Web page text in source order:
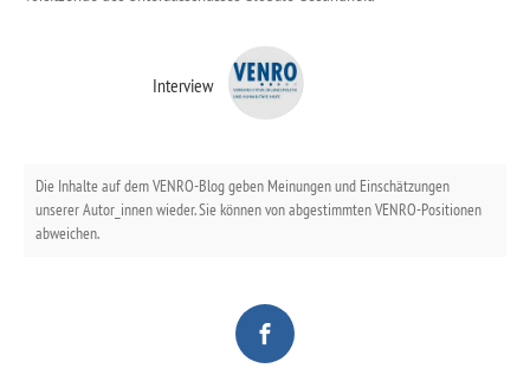
Interview
Die Inhalte auf dem VENRO-Blog geben Meinungen und Einschätzungen
unserer Autor_innen wieder. Sie können von abgestimmten VENRO-Positionen
abweichen.